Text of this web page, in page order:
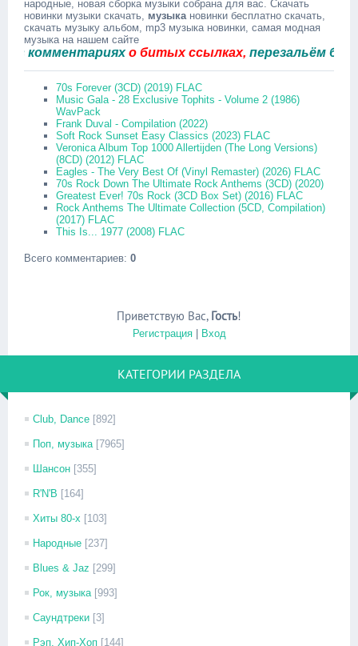
народные, новая сборка музыки собрана для вас. Скачать
новинки музыки скачать, музыкановинки бесплатно скачать,
скачать музыку альбом, mp3 музыка новинки, самая модная
музыка на нашем сайте
о битых ссылках,перезальём быстро.
70s Forever (3CD) (2019) FLAC
Music Gala - 28 Exclusive Tophits - Volume 2 (1986)
WavPack
Frank Duval - Compilation (2022)
Soft Rock Sunset Easy Classics (2023) FLAC
Veronica Album Top 1000 Allertijden (The Long Versions)
(8CD) (2012) FLAC
Eagles - The Very Best Of (Vinyl Remaster) (2026) FLAC
70s Rock Down The Ultimate Rock Anthems (3CD) (2020)
Greatest Ever! 70s Rock (3CD Box Set) (2016) FLAC
Rock Anthems The Ultimate Collection (5CD, Compilation)
(2017) FLAC
This Is... 1977 (2008) FLAC
Всего комментариев: 0
Приветствую Вас, Гость!
Регистрация| Вход
КАТЕГОРИИ РАЗДЕЛА
Club, Dance [892]
Поп, музыка [7965]
Шансон [355]
R'N'B [164]
Хиты 80-х [103]
Народные [237]
Blues & Jaz [299]
Рок, музыка [993]
Саундтреки [3]
Рэп, Хип-Хоп [144]